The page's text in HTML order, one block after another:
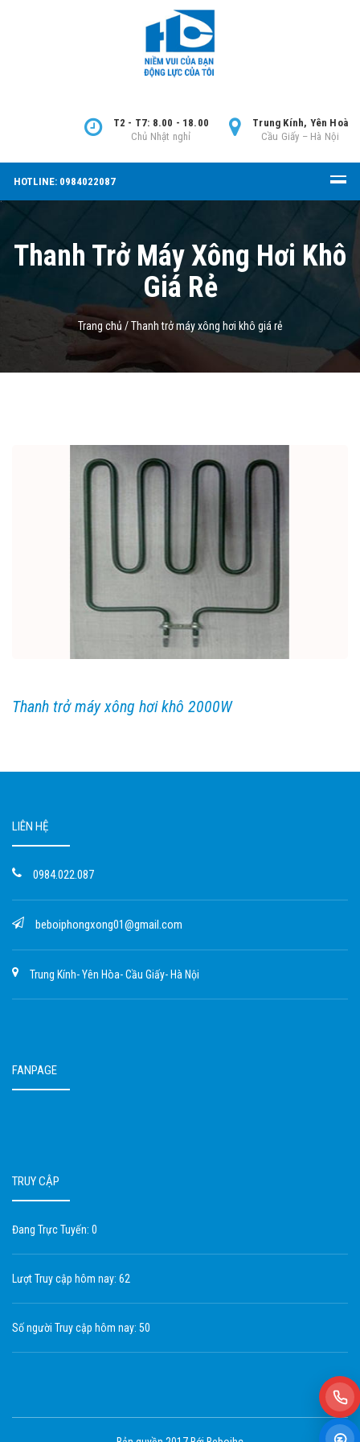
Trung Kính, Yên Hoà
Cầu Giấy – Hà Nội
T2 - T7: 8.00 - 18.00
Chủ Nhật nghỉ
HOTLINE: 0984022087
Thanh Trở Máy Xông Hơi Khô
Giá Rẻ
Trang chủ /Thanh trở máy xông hơi khô giá rẻ
Thanh trở máy xông hơi khô 2000W
LIÊN HỆ
0984.022.087
beboiphongxong01@gmail.com
Trung Kính- Yên Hòa- Cầu Giấy- Hà Nội
FANPAGE
TRUY CẬP
Đang Trực Tuyến: 0
Lượt Truy cập hôm nay: 62
Số người Truy cập hôm nay: 50